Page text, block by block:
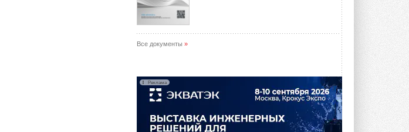
Все документы »
Реклама